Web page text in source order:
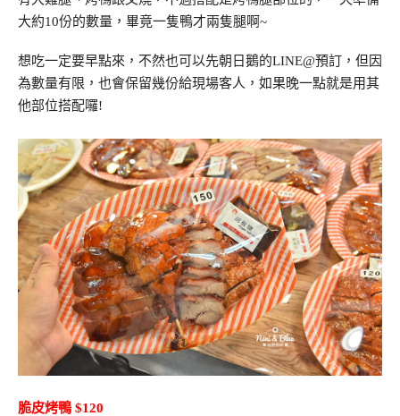
大約10份的數量，畢竟一隻鴨才兩隻腿啊~
想吃一定要早點來，不然也可以先朝日鵝的LINE@預訂，但因
為數量有限，也會保留幾份給現場客人，如果晚一點就是用其
他部位搭配囉!
脆皮烤鴨 $120